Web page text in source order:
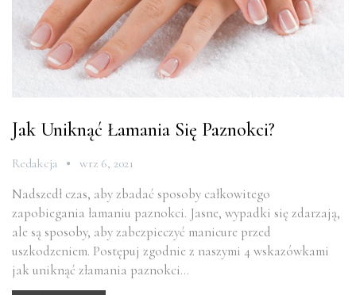
Jak Uniknąć Łamania Się Paznokci?
Redakcja wrz 6, 2021
Nadszedł czas, aby zbadać sposoby całkowitego
zapobiegania łamaniu paznokci. Jasne, wypadki się zdarzają,
ale są sposoby, aby zabezpieczyć manicure przed
uszkodzeniem. Postępuj zgodnie z naszymi 4 wskazówkami
jak uniknąć złamania paznokci…